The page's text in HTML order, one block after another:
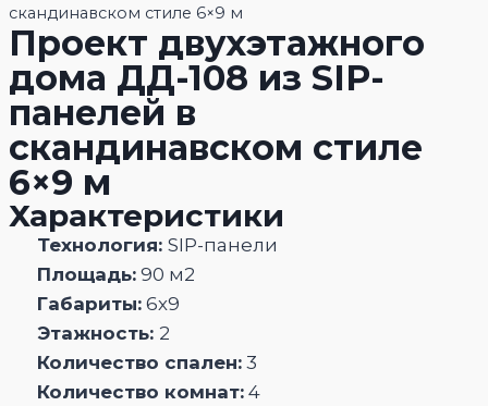
скандинавском стиле 6×9 м
Проект двухэтажного
дома ДД-108 из SIP-
панелей в
скандинавском стиле
6×9 м
Характеристики
Технология:SIP-панели
Площадь: 90 м2
Габариты: 6х9
Этажность: 2
Количество спален: 3
Количество комнат: 4